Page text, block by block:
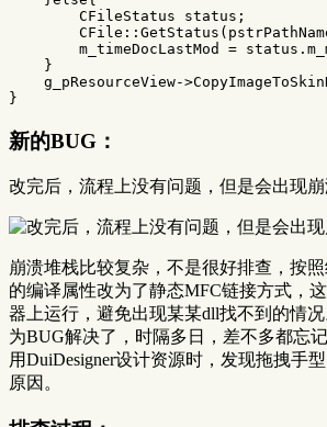
CFileStatus
status ;
CFile :: GetStatus (
m_timeDocLastMod
= status .
}
g_pResourceView->
}
新的BUG：
改完后，流程上没有问题，但是会出现崩
崩溃堆栈比较复杂，不是很好排查，按
的编译属性改为了静态MFC链接方式，
器上运行，避免出现某某dll找不到的情
为BUG解决了，时隔多日，差不多都忘
用DuiDesigner设计资源时，发现拖拽手
原因。